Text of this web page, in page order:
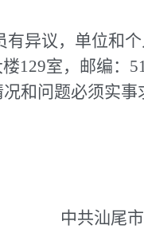
有异议，单位和
129室，邮编：
和问题必须实事
中共汕尾